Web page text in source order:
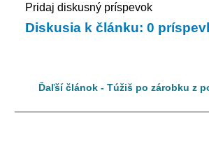
Pridaj diskusný príspevok
Diskusia k článku: 0
Ďaľší článok - Túžiš po zárobku z